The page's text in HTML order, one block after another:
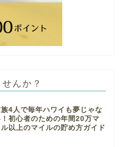
んか？
4人で毎年ハワイも夢じゃな
！初心者のための年間20万マ
ル以上のマイルの貯め方ガイド